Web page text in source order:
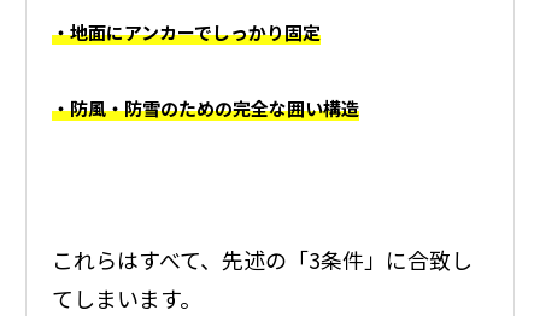
・地面にアンカーでしっかり固定
・防風・防雪のための完全な囲い構造
これらはすべて、先述の「3条件」に合致し
てしまいます。